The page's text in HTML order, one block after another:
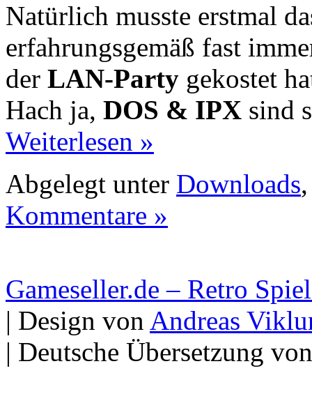
Natürlich musste erstmal
erfahrungsgemäß fast
der LAN-Party gekostet
Hach ja, DOS & IPX sind
Weiterlesen »
Abgelegt unter Downloads
Kommentare »
Gameseller.de – Retro
| Design von Andreas
| Deutsche Übersetzung